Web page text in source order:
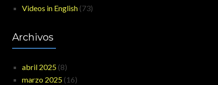
Videos in English (73)
Archivos
abril 2025 (8)
marzo 2025 (16)